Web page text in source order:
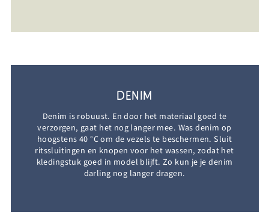
DENIM
Denim is robuust. En door het materiaal goed te
verzorgen, gaat het nog langer mee. Was denim op
hoogstens 40 °C om de vezels te beschermen. Sluit
ritssluitingen en knopen voor het wassen, zodat het
kledingstuk goed in model blijft. Zo kun je je denim
darling nog langer dragen.